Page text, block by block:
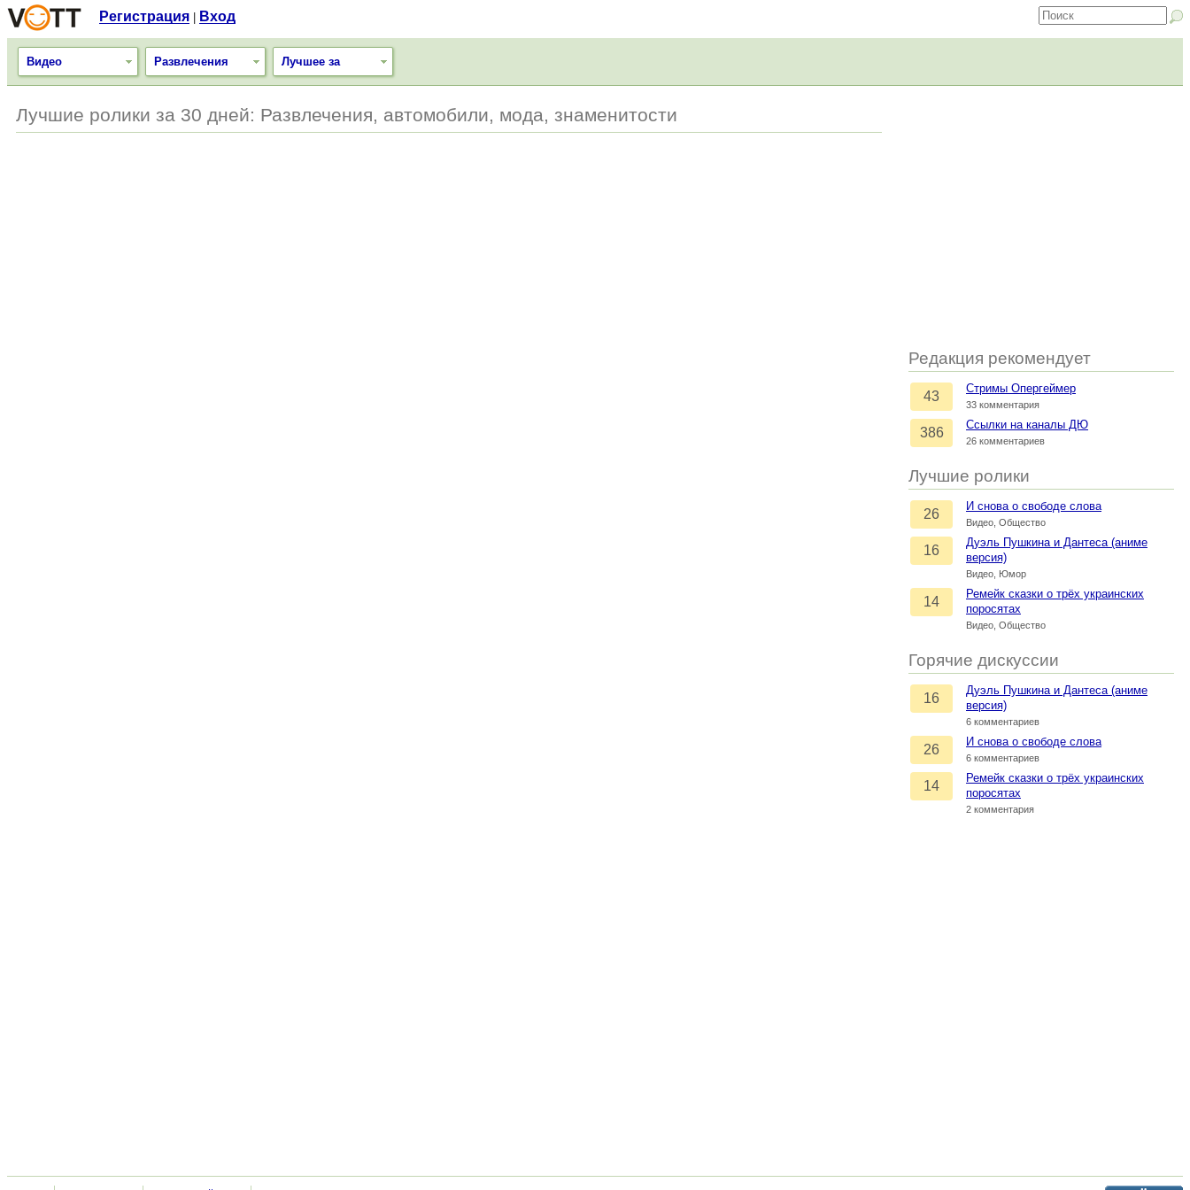
Регистрация Вход
Видео Развлечения Лучшее за
Редакция рекомендует
43
Стримы Опергеймер
33 комментария
386
Ссылки на каналы ДЮ
26 комментариев
Лучшие ролики
26
И снова о свободе слова
Видео, Общество
16
Дуэль Пушкина и Дантеса (аниме
версия)
Видео, Юмор
14
Ремейк сказки о трёх украинских
поросятах
Видео, Общество
Горячие дискуссии
16
Дуэль Пушкина и Дантеса (аниме
версия)
6 комментариев
26
И снова о свободе слова
6 комментариев
14
Ремейк сказки о трёх украинских
поросятах
2 комментария
Лучшие ролики за 30 дней: Развлечения, автомобили, мода, знаменитости